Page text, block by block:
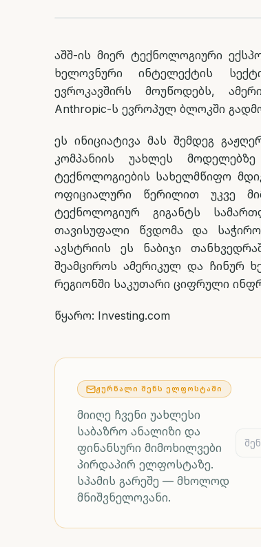
აშშ-ის მიერ ტექნოლოგიური
ხელოვნური ინტელექტის
ევროკავშირს მოუწოდებს,
Anthropic-ს ევროპულ ბლოკში
ეს ინიციატივა მას შემდეგ
კომპანიის უახლეს
ტექნოლოგიების სახელმწიფო
ოფიციალური წერილით უკვე
ტექნოლოგიურ გიგანტს
თავისუფალი წვდომა და
ავსტრიის ეს ნაბიჯი
შეამციროს ამერიკულ და ჩინურ
რეგიონში საკუთარი ციფრული
წყარო: Investing.com
ᲟᲣᲠᲜᲐᲚᲘ ᲨᲔᲜᲡ ᲔᲚᲤᲝᲡᲢᲐᲨᲘ
მიიღე ჩვენი უახლესი
საბაზრო ანალიზი და
ფინანსური მიმოხილვები
პირდაპირ ელფოსტაზე.
სპამის გარეშე — მხოლოდ
მნიშვნელოვანი.